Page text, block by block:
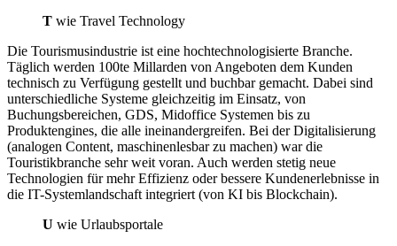
T wie Travel Technology
Die Tourismusindustrie ist eine hochtechnologisierte Branche.
Täglich werden 100te Millarden von Angeboten dem Kunden
technisch zu Verfügung gestellt und buchbar gemacht. Dabei sind
unterschiedliche Systeme gleichzeitig im Einsatz, von
Buchungsbereichen, GDS, Midoffice Systemen bis zu
Produktengines, die alle ineinandergreifen. Bei der Digitalisierung
(analogen Content, maschinenlesbar zu machen) war die
Touristikbranche sehr weit voran. Auch werden stetig neue
Technologien für mehr Effizienz oder bessere Kundenerlebnisse in
die IT-Systemlandschaft integriert (von KI bis Blockchain).
U wie Urlaubsportale